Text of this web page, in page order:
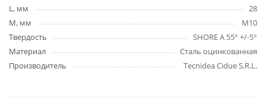
L, мм
28
M, мм
M10
Твердость
SHORE A 55° +/-5°
Материал
Сталь оцинкованная
Производитель
Tecnidea Cidue S.R.L.